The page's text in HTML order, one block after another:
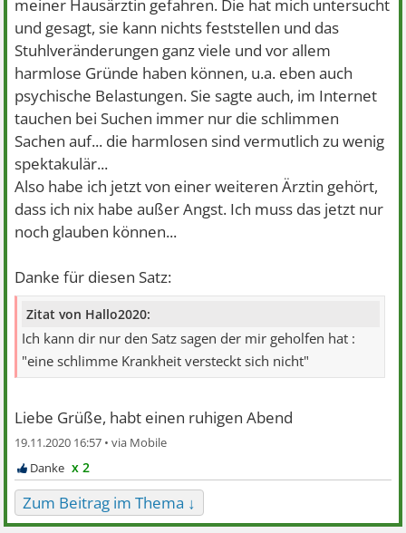
meiner Hausärztin gefahren. Die hat mich untersucht
und gesagt, sie kann nichts feststellen und das
Stuhlveränderungen ganz viele und vor allem
harmlose Gründe haben können, u.a. eben auch
psychische Belastungen. Sie sagte auch, im Internet
tauchen bei Suchen immer nur die schlimmen
Sachen auf... die harmlosen sind vermutlich zu wenig
spektakulär...
Also habe ich jetzt von einer weiteren Ärztin gehört,
dass ich nix habe außer Angst. Ich muss das jetzt nur
noch glauben können...
Danke für diesen Satz:
Zitat von Hallo2020:
Ich kann dir nur den Satz sagen der mir geholfen hat :
"eine schlimme Krankheit versteckt sich nicht"
Liebe Grüße, habt einen ruhigen Abend
19.11.2020 16:57 •
x 2
Zum Beitrag im Thema ↓